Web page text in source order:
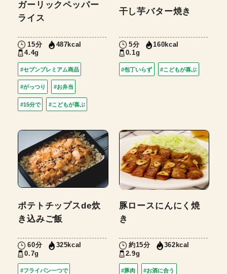
ガーリックペッパー
ライス
15分
487kcal
4.4g
#セブンプレミアム商品
#がっつり #お弁当
#15分で #こどもが喜ぶ
干し芋バター焼き
5分
160kcal
0.1g
#包丁いらず #こどもが喜ぶ
ポテトチップスde炊
き込みご飯
60分
325kcal
0.7g
#フライパン一つで
豚ロースにんにく焼
き
約15分
362kcal
2.9g
#豚肉 #お酒に合う